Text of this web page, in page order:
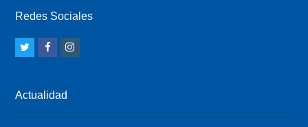
Redes Sociales
t
t
F
e
b
a
Actualidad